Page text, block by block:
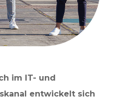
im IT- und
entwickelt sich